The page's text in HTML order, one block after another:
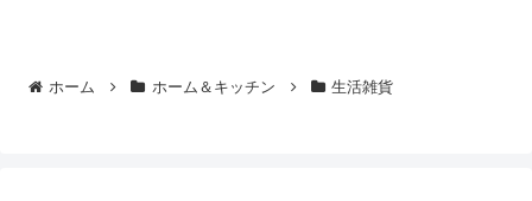
ホーム ホーム＆キッチン 生活雑貨